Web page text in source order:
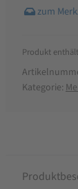
Produkt
Kategorie: